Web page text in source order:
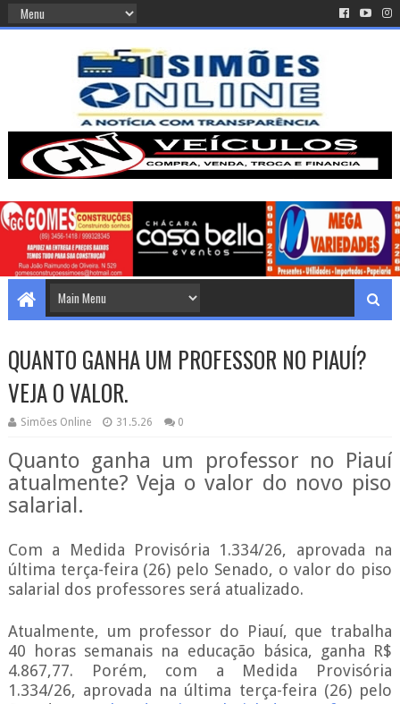
QUANTO GANHA UM PROFESSOR NO PIAUÍ?
VEJA O VALOR.
Simões Online 31.5.26 0
Quanto ganha um professor no Piauí
atualmente? Veja o valor do novo piso
salarial.
Com a Medida Provisória 1.334/26, aprovada na
última terça-feira (26) pelo Senado, o valor do piso
salarial dos professores será atualizado.
Atualmente, um professor do Piauí, que trabalha
40 horas semanais na educação básica, ganha R$
4.867,77. Porém, com a Medida Provisória
1.334/26, aprovada na última terça-feira (26) pelo